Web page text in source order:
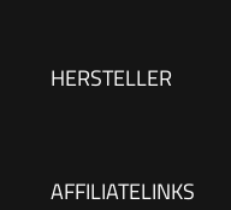
HERSTELLER
AFFILIATELINKS